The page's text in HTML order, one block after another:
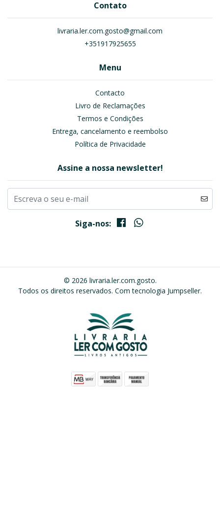
Contato
livraria.ler.com.gosto@gmail.com
+351917925655
Menu
Contacto
Livro de Reclamações
Termos e Condições
Entrega, cancelamento e reembolso
Política de Privacidade
Assine a nossa newsletter!
Siga-nos:
© 2026 livraria.ler.com.gosto.
Todos os direitos reservados. Com tecnologia Jumpseller.